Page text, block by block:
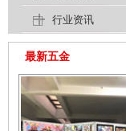
行业资讯
最新五金